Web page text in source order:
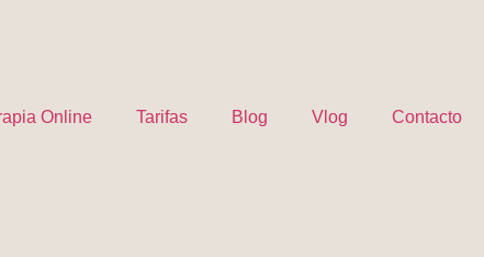
Online Tarifas Blog Vlog Contacto